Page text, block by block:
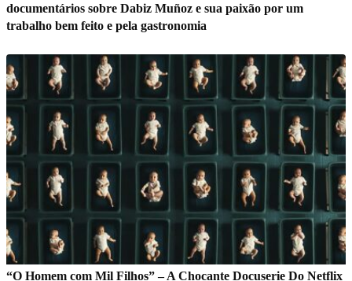
documentários sobre Dabiz Muñoz e sua paixão por um
trabalho bem feito e pela gastronomia
“O Homem com Mil Filhos” – A Chocante Docuserie Do Netflix